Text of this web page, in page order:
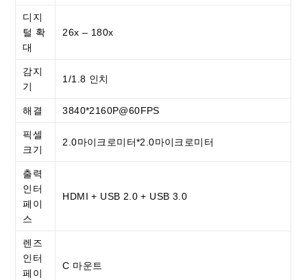
디지
털 확
대
26x – 180x
감지
기
1/1.8 인치
해결 3840*2160P@60FPS
픽셀
크기
2.0마이크로미터*2.0마이크로미터
출력
인터
페이
스
HDMI + USB 2.0 + USB 3.0
렌즈
인터
페이
C 마운트